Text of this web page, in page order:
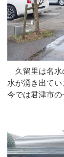
久留里は名水
水が湧き出てい
今では君津市の